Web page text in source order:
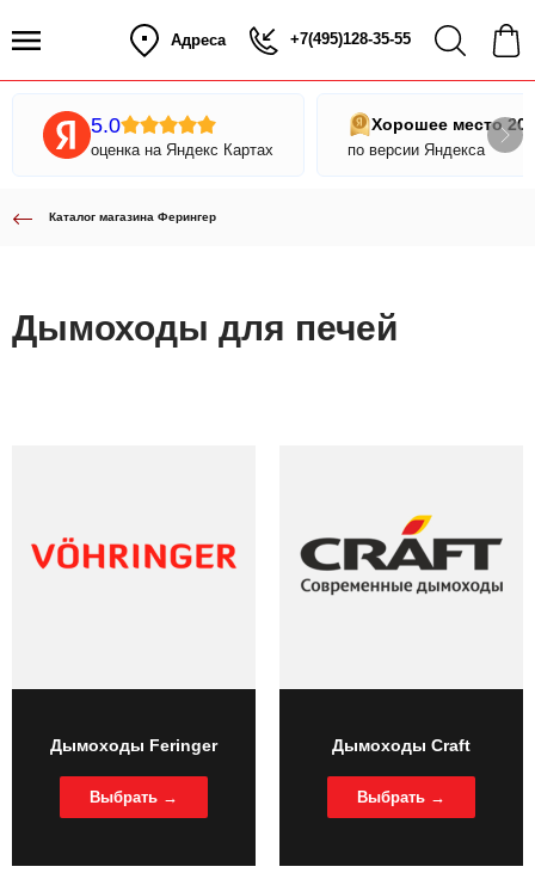
Адреса +7(495)128-35-55
5.0
оценка на Яндекс Картах
Хорошее место
по версии Яндекса
Каталог магазина Ферингер
Дымоходы для печей
Дымоходы Feringer
Выбрать →
Дымоходы Craft
Выбрать →